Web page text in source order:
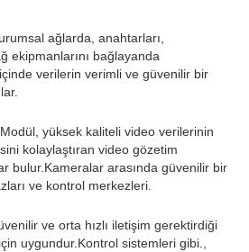
ağlarda, anahtarları,
ekipmanlarını bağlayanda
içinde verilerin verimli ve güvenilir bir
yüksek kaliteli video verilerinin
kolaylaştıran video gözetim
bulur.Kameralar arasında güvenilir bir
ve kontrol merkezleri.
ve orta hızlı iletişim gerektirdiği
uygundur.Kontrol sistemleri gibi.,